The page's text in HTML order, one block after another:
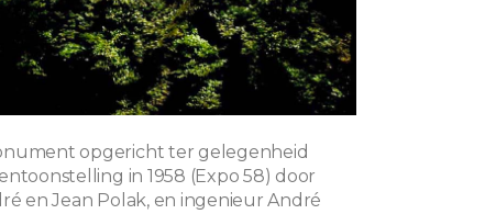
opgericht ter gelegenheid
in 1958 (Expo 58) door
en Jean Polak, en ingenieur André